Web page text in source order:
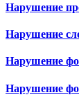
Нарушение
Нарушение
Нарушение
Нарушение